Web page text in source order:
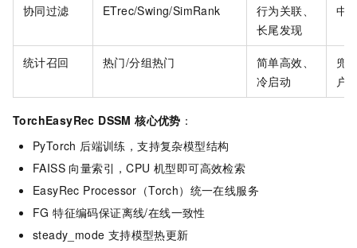
协同过滤 ETrec/Swing/SimRank
行为关联、
长尾发现
中
统计召回 热门/分组热门
简单高效、
冷启动
兜
户
TorchEasyRec DSSM 核心优势 ：
PyTorch 后端训练，支持复杂模型结构
FAISS 向量索引，CPU 机型即可高效检索
EasyRec Processor（Torch）统一在线服务
FG 特征编码保证离线/在线一致性
steady_mode 支持模型热更新